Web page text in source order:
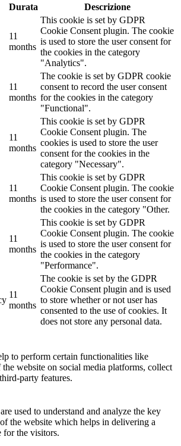
Durata Descrizione
11
months
This cookie is set by GDPR
Cookie Consent plugin. The cookie
is used to store the user consent for
the cookies in the category
"Analytics".
11
months
The cookie is set by GDPR cookie
consent to record the user consent
for the cookies in the category
"Functional".
11
months
This cookie is set by GDPR
Cookie Consent plugin. The
cookies is used to store the user
consent for the cookies in the
category "Necessary".
11
months
This cookie is set by GDPR
Cookie Consent plugin. The cookie
is used to store the user consent for
the cookies in the category "Other.
11
months
This cookie is set by GDPR
Cookie Consent plugin. The cookie
is used to store the user consent for
the cookies in the category
"Performance".
11
months
The cookie is set by the GDPR
Cookie Consent plugin and is used
to store whether or not user has
consented to the use of cookies. It
does not store any personal data.
to perform certain functionalities like
website on social media platforms, collect
party features.
used to understand and analyze the key
the website which helps in delivering a
for the visitors.